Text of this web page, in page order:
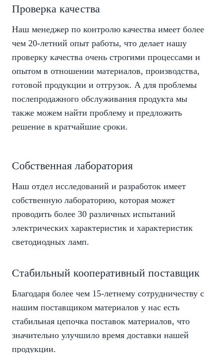
Проверка качества
Наш менеджер по контролю качества имеет более
чем 20-летний опыт работы, что делает нашу
проверку качества очень строгими процессами и
опытом в отношении материалов, производства,
готовой продукции и отгрузок. А для проблемы
послепродажного обслуживания продукта мы
также можем найти проблему и предложить
решение в кратчайшие сроки.
Собственная лаборатория
Наш отдел исследований и разработок имеет
собственную лабораторию, которая может
проводить более 30 различных испытаний
электрических характеристик и характеристик
светодиодных ламп.
Стабильный кооперативный поставщик
Благодаря более чем 15-летнему сотрудничеству с
нашим поставщиком материалов у нас есть
стабильная цепочка поставок материалов, что
значительно улучшило время доставки нашей
продукции.